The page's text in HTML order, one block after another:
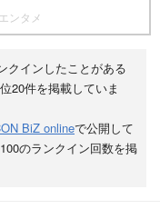
エンタメ
クインしたことがある
20件を掲載していま
BiZ onlineで公開して
のランクイン回数を掲